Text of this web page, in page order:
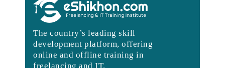
The country’s leading skill
development platform, offering
online and offline training in
freelancing and IT.